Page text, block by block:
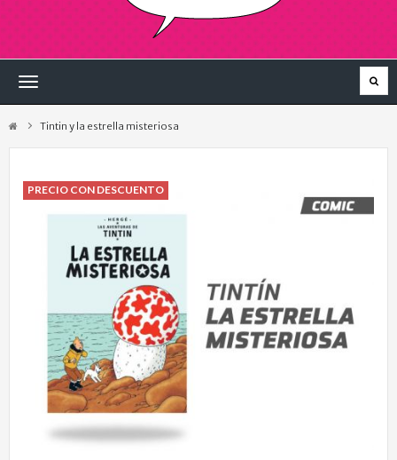
Navegación
Tintin y la estrella misteriosa
PRECIO CON DESCUENTO